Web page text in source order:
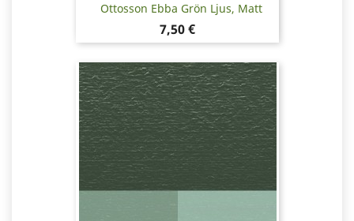
Ottosson Ebba Grön Ljus, Matt
Pris
7,50 €